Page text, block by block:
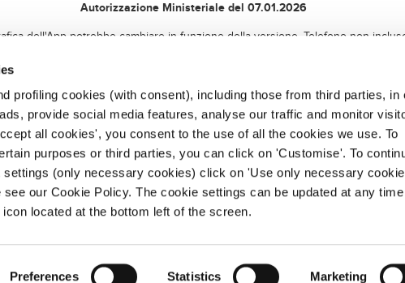
profiling cookies (with consent), including those from third parties, in
provide social media features, analyse our traffic and monitor
all cookies', you consent to the use of all the cookies we use. To
purposes or third parties, you can click on 'Customise'. To
settings (only necessary cookies) click on 'Use only necessary
our Cookie Policy. The cookie settings can be updated at any
located at the bottom left of the screen.
Preferences Statistics Marketing
Autorizzazione Ministeriale del 07.01.2026
dell'App potrebbe cambiare in funzione della versione. Telefono non
© 2002-2026 Theras Consumer Health S.r.l. Tutti i diritti riservati.- C.F. e